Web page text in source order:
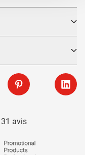
Pinterest
est de 87
avis